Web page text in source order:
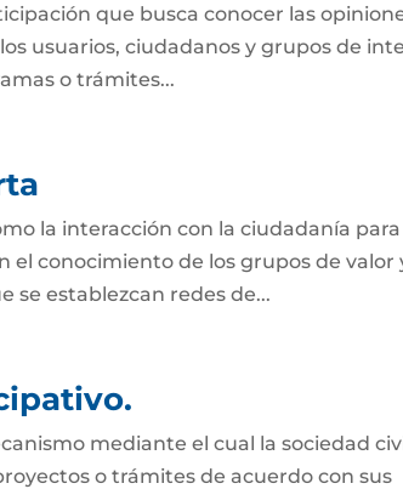
que busca conocer las
usuarios, ciudadanos y grupos de
o trámites...
la interacción con la ciudadanía para
el conocimiento de los grupos de valor
se establezcan redes de...
mediante el cual la sociedad
o trámites de acuerdo con sus